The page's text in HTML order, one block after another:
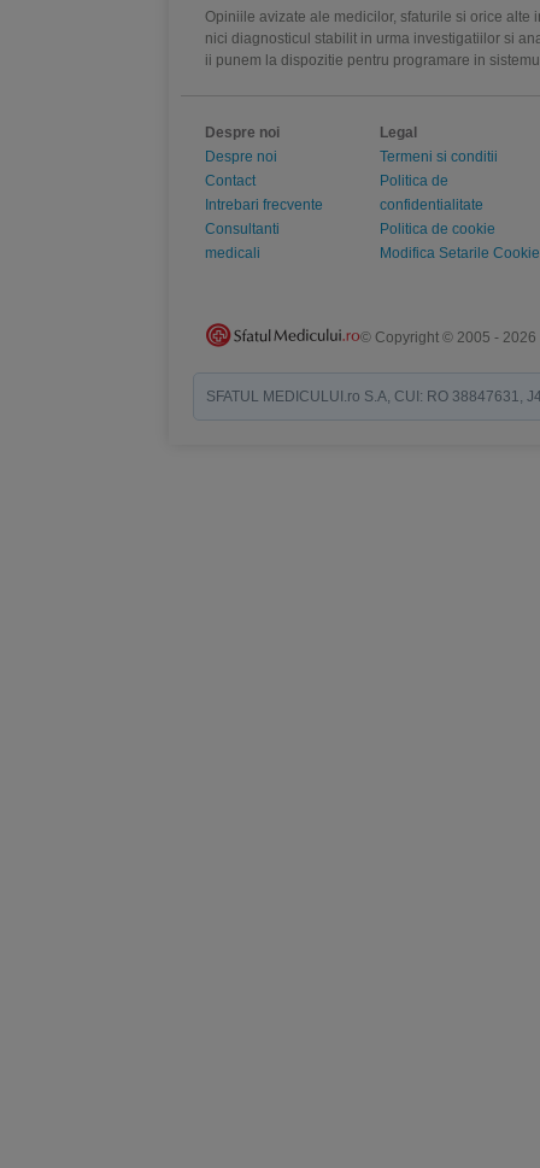
Opiniile avizate ale medicilor, sfaturile si orice
nici diagnosticul stabilit in urma investigatiilor si
ii punem la dispozitie pentru programare in
Despre noi
Despre noi
Contact
Intrebari frecvente
Consultanti
medicali
Legal
Termeni si conditii
Politica de
confidentialitate
Politica de cookie
Modifica Setarile Cookie
© Copyright © 2005 - 2026
SFATUL MEDICULUI.ro S.A, CUI: RO 38847631,